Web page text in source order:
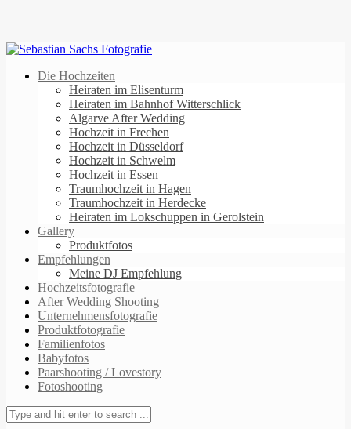
Die Hochzeiten
Heiraten im Elisenturm
Heiraten im Bahnhof Witterschlick
Algarve After Wedding
Hochzeit in Frechen
Hochzeit in Düsseldorf
Hochzeit in Schwelm
Hochzeit in Essen
Traumhochzeit in Hagen
Traumhochzeit in Herdecke
Heiraten im Lokschuppen in Gerolstein
Gallery
Produktfotos
Empfehlungen
Meine DJ Empfehlung
Hochzeitsfotografie
After Wedding Shooting
Unternehmensfotografie
Produktfotografie
Familienfotos
Babyfotos
Paarshooting / Lovestory
Fotoshooting